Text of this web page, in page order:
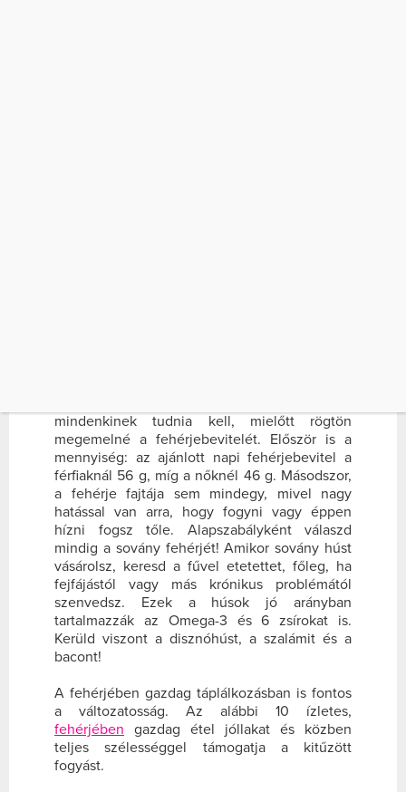
mindenkinek tudnia kell, mielőtt rögtön
megemelné a fehérjebevitelét. Először is a
mennyiség: az ajánlott napi fehérjebevitel a
férfiaknál 56 g, míg a nőknél 46 g. Másodszor,
a fehérje fajtája sem mindegy, mivel nagy
hatással van arra, hogy fogyni vagy éppen
hízni fogsz tőle. Alapszabályként válaszd
mindig a sovány fehérjét! Amikor sovány húst
vásárolsz, keresd a fűvel etetettet, főleg, ha
fejfájástól vagy más krónikus problémától
szenvedsz. Ezek a húsok jó arányban
tartalmazzák az Omega-3 és 6 zsírokat is.
Kerüld viszont a disznóhúst, a szalámit és a
bacont!
A fehérjében gazdag táplálkozásban is fontos
a változatosság. Az alábbi 10 ízletes,
fehérjében gazdag étel jóllakat és közben
teljes szélességgel támogatja a kitűzött
fogyást.